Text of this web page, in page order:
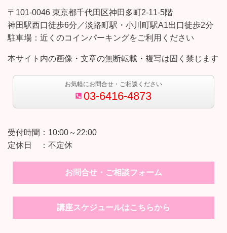
〒101-0046 東京都千代田区神田多町2-11-5階
神田駅西口徒歩6分／淡路町駅・小川町駅A1出口徒歩2分
駐車場：近くのコインパーキングをご利用ください
本サイト内の画像・文章の無断転載・複写は固く禁じます
お気軽にお問合せ・ご相談ください
03-6416-4873
受付時間：10:00～22:00
定休日 ：不定休
お問合せ・ご相談フォーム
講座スケジュールはこちらから